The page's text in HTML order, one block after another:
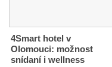
4Smart hotel v
Olomouci: možnost
snídaní i wellness